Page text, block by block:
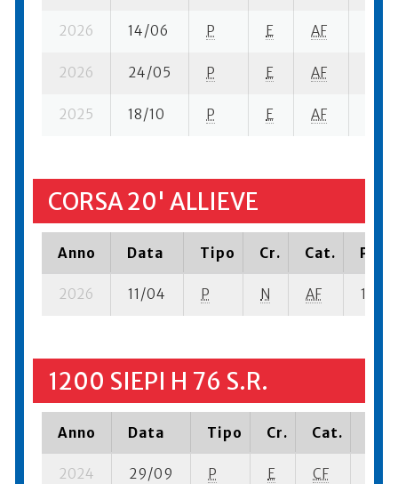
2026 14/06 P E AF
2026 24/05 P E AF
2025 18/10 P E AF
CORSA 20' ALLIEVE
Anno Data Tipo Cr. Cat.
2026 11/04 P N AF 1 su- 1
1200 SIEPI H 76 S.R.
Anno Data Tipo Cr. Cat.
2024 29/09 P E CF